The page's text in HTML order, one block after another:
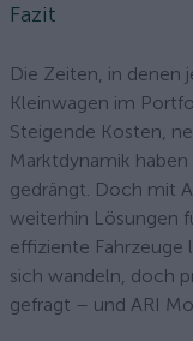
Fazit
Die Zeiten, in denen
Kleinwagen im
Steigende Kosten,
Marktdynamik
gedrängt. Doch mit
weiterhin Lösungen
effiziente Fahrzeuge
sich wandeln, doch
gefragt – und ARI